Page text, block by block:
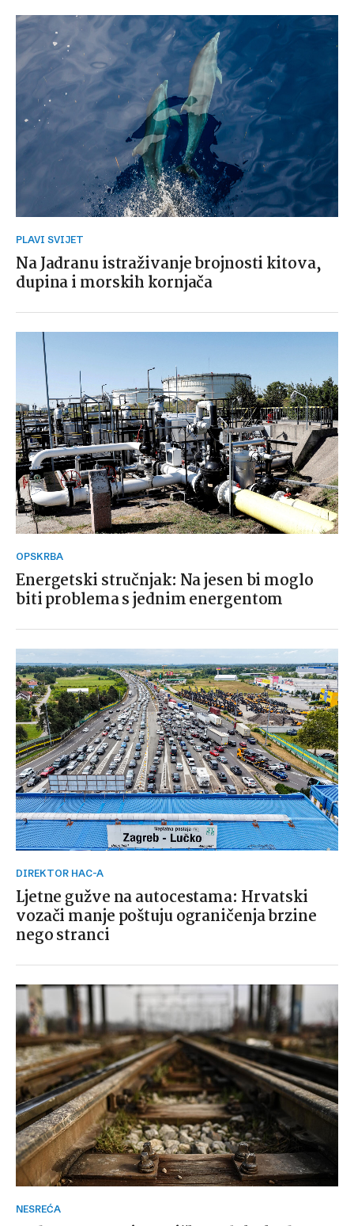
PLAVI SVIJET
Na Jadranu istraživanje brojnosti kitova,
dupina i morskih kornjača
OPSKRBA
Energetski stručnjak: Na jesen bi moglo
biti problema s jednim energentom
DIREKTOR HAC-A
Ljetne gužve na autocestama: Hrvatski
vozači manje poštuju ograničenja brzine
nego stranci
NESREĆA